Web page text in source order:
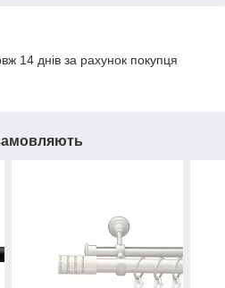
14 днів за рахунок покупця